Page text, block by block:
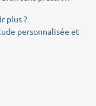
plus ?
personnalisée et